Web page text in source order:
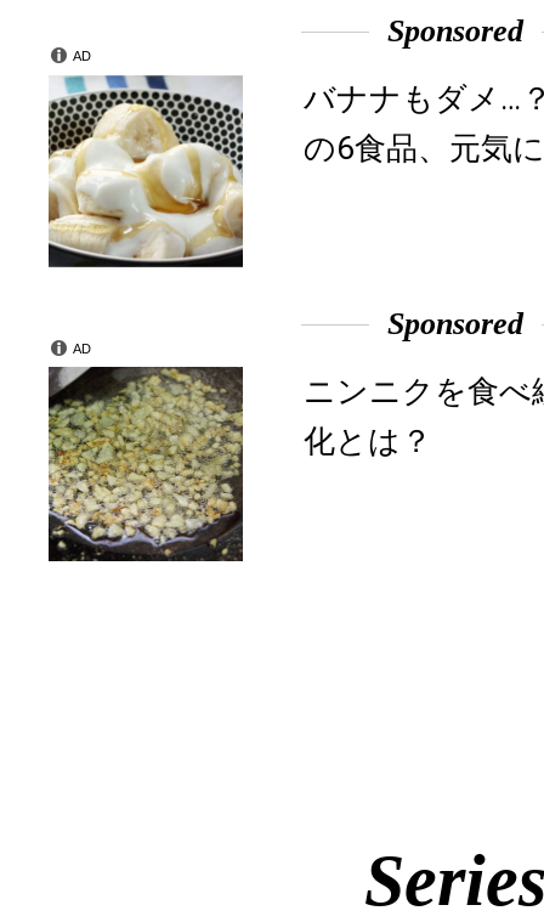
Sponsored
バナナもダメ…
の6食品、元気
AD
Sponsored
ニンニクを食べ
化とは？
AD